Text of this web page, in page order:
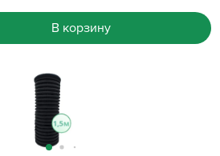
В корзину